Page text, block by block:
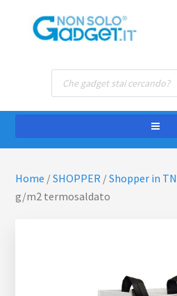
contenuto
NON SOLO
Gadget personalizzati
Ricerca
prodotti
Home /SHOPPER /Shopper in
g/m2 termosaldato